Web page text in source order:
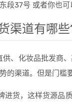
段37号 或者你也可
渠道有哪些
供、化妆品批发商
的渠道。但是门槛
进货，这样货源品